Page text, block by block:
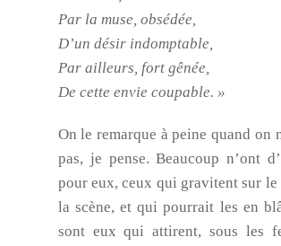
Par la muse, obsédée,
D’un désir indomptable,
Par ailleurs, fort gênée,
De cette envie coupable. »
On le remarque à peine quand on
pas, je pense. Beaucoup n’ont
pour eux, ceux qui gravitent sur le
la scène, et qui pourrait les en
sont eux qui attirent, sous les